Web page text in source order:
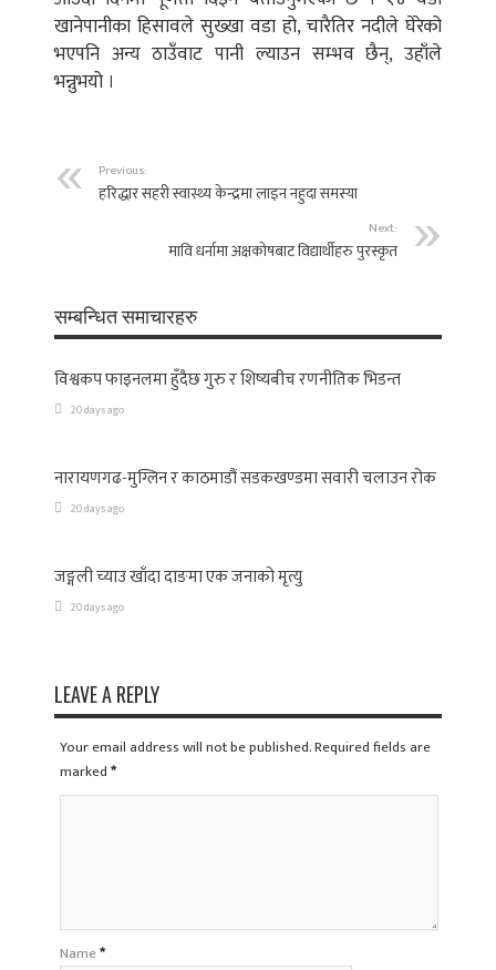
खानेपानीका हिसावले सुख्खा वडा हो, चारैतिर नदीले घेरेको
भएपनि अन्य ठाउँवाट पानी ल्याउन सम्भव छैन्, उहाँले
भन्नुभयो ।
Previous:
हरिद्धार सहरी स्वास्थ्य केन्द्रमा लाइन नहुदा समस्या
Next:
मावि धर्नामा अक्षकोषबाट विद्यार्थीहरु पुरस्कृत
सम्बन्धित समाचारहरु
विश्वकप फाइनलमा हुँदैछ गुरु र शिष्यबीच रणनीतिक भिडन्त
20 days ago
नारायणगढ-मुग्लिन र काठमाडौं सडकखण्डमा सवारी चलाउन रोक
20 days ago
जङ्गली च्याउ खाँदा दाङमा एक जनाको मृत्यु
20 days ago
LEAVE A REPLY
Your email address will not be published. Required fields are
marked*
Name*